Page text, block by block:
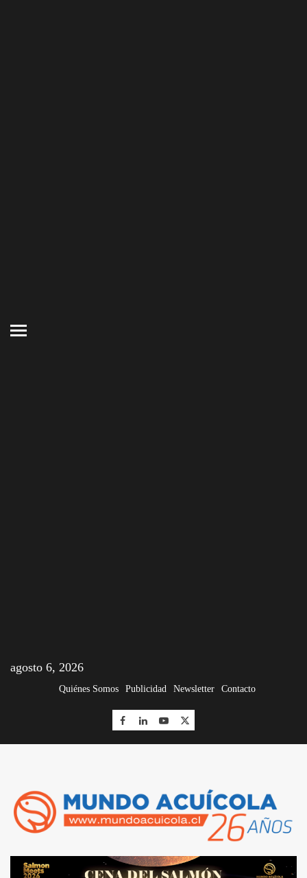
agosto 6, 2026
Quiénes Somos Publicidad Newsletter Contacto